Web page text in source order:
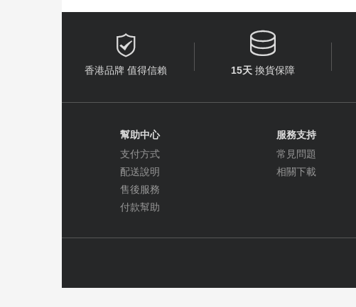

香港品牌 值得信賴

15天 換貨保障
幫助中心
支付方式
配送說明
售後服務
付款幫助
服務支持
常見問題
相關下載